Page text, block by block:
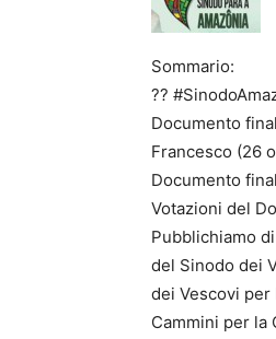
Sommario:
??
Documento
Francesco (26
Documento
Votazioni del
Pubblichiamo
del Sinodo dei
dei Vescovi per
Cammini per la